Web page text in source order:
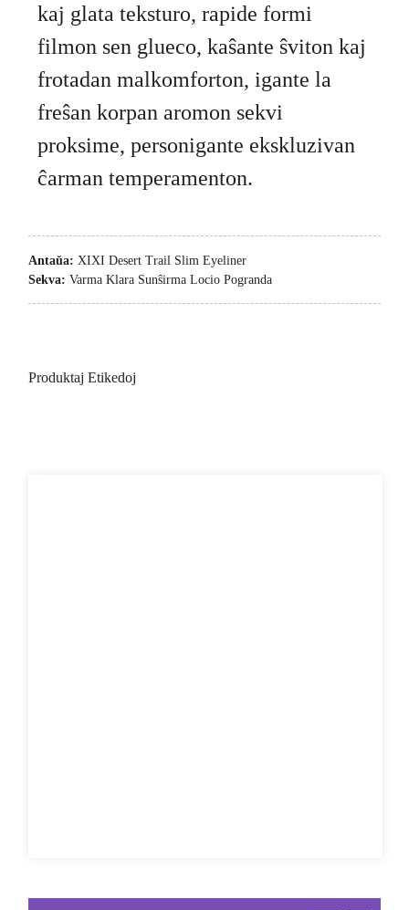
kaj glata teksturo, rapide formi
filmon sen glueco, kaŝante ŝviton kaj
frotadan malkomforton, igante la
freŝan korpan aromon sekvi
proksime, personigante ekskluzivan
ĉarman temperamenton.
Antaŭa: XIXI Desert Trail Slim Eyeliner
Sekva: Varma Klara Sunŝirma Locio Pogranda
Produktaj Etikedoj